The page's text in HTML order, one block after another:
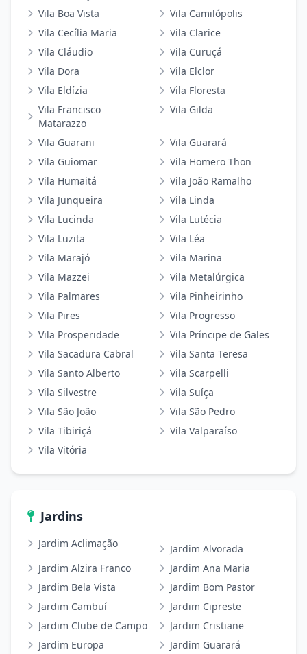
Vila Boa Vista
Vila Camilópolis
Vila Cecília Maria
Vila Clarice
Vila Cláudio
Vila Curuçá
Vila Dora
Vila Elclor
Vila Eldízia
Vila Floresta
Vila Francisco
Matarazzo
Vila Gilda
Vila Guarani
Vila Guarará
Vila Guiomar
Vila Homero Thon
Vila Humaitá
Vila João Ramalho
Vila Junqueira
Vila Linda
Vila Lucinda
Vila Lutécia
Vila Luzita
Vila Léa
Vila Marajó
Vila Marina
Vila Mazzei
Vila Metalúrgica
Vila Palmares
Vila Pinheirinho
Vila Pires
Vila Progresso
Vila Prosperidade
Vila Príncipe de Gales
Vila Sacadura Cabral
Vila Santa Teresa
Vila Santo Alberto
Vila Scarpelli
Vila Silvestre
Vila Suíça
Vila São João
Vila São Pedro
Vila Tibiriçá
Vila Valparaíso
Vila Vitória
Jardins
Jardim Aclimação
Jardim Alvorada
Jardim Alzira Franco
Jardim Ana Maria
Jardim Bela Vista
Jardim Bom Pastor
Jardim Cambuí
Jardim Cipreste
Jardim Clube de Campo
Jardim Cristiane
Jardim Europa
Jardim Guarará